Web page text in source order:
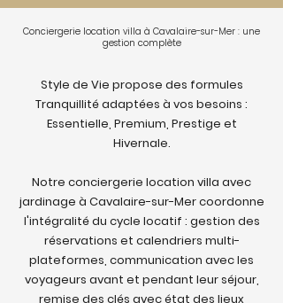
Conciergerie location villa à Cavalaire-sur-Mer : une
gestion complète
Style de Vie propose des formules
Tranquillité adaptées à vos besoins :
Essentielle, Premium, Prestige et
Hivernale.
Notre conciergerie location villa avec
jardinage à Cavalaire-sur-Mer coordonne
l'intégralité du cycle locatif : gestion des
réservations et calendriers multi-
plateformes, communication avec les
voyageurs avant et pendant leur séjour,
remise des clés avec état des lieux